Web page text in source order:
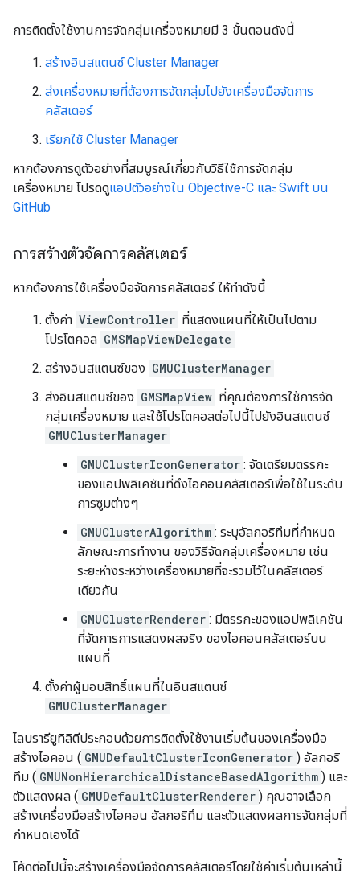
การติดตั้งใช้งานการจัดกลุ่มเครื่องหมายมี 3 ขั้นตอนดังนี้
สร้างอินสแตนซ์ Cluster Manager
ส่งเครื่องหมายที่ต้องการจัดกลุ่มไปยังเครื่องมือจัดการ
คลัสเตอร์
เรียกใช้ Cluster Manager
หากต้องการดูตัวอย่างที่สมบูรณ์เกี่ยวกับวิธีใช้การจัดกลุ่ม
เครื่องหมาย โปรดดูแอปตัวอย่างใน Objective-C และ Swift บน
GitHub
การสร้างตัวจัดการคลัสเตอร์
หากต้องการใช้เครื่องมือจัดการคลัสเตอร์ ให้ทำดังนี้
ตั้งค่า ViewController ที่แสดงแผนที่ให้เป็นไปตาม
โปรโตคอล GMSMapViewDelegate
สร้างอินสแตนซ์ของ GMUClusterManager
ส่งอินสแตนซ์ของ GMSMapView ที่คุณต้องการใช้การจัด
กลุ่มเครื่องหมาย และใช้โปรโตคอลต่อไปนี้ไปยังอินสแตนซ์
GMUClusterManager
GMUClusterIconGenerator : จัดเตรียมตรรกะ
ของแอปพลิเคชันที่ดึงไอคอนคลัสเตอร์เพื่อใช้ในระดับ
การซูมต่างๆ
GMUClusterAlgorithm : ระบุอัลกอริทึมที่กำหนด
ลักษณะการทำงาน ของวิธีจัดกลุ่มเครื่องหมาย เช่น
ระยะห่างระหว่างเครื่องหมายที่จะรวมไว้ในคลัสเตอร์
เดียวกัน
GMUClusterRenderer : มีตรรกะของแอปพลิเคชัน
ที่จัดการการแสดงผลจริง ของไอคอนคลัสเตอร์บน
แผนที่
ตั้งค่าผู้มอบสิทธิ์แผนที่ในอินสแตนซ์
GMUClusterManager
ไลบรารียูทิลิตีประกอบด้วยการติดตั้งใช้งานเริ่มต้นของเครื่องมือ
สร้างไอคอน ( GMUDefaultClusterIconGenerator ) อัลกอริ
ทึม ( GMUNonHierarchicalDistanceBasedAlgorithm ) และ
ตัวแสดงผล ( GMUDefaultClusterRenderer ) คุณอาจเลือก
สร้างเครื่องมือสร้างไอคอน อัลกอริทึม และตัวแสดงผลการจัดกลุ่มที่
กำหนดเองได้
โค้ดต่อไปนี้จะสร้างเครื่องมือจัดการคลัสเตอร์โดยใช้ค่าเริ่มต้นเหล่านี้